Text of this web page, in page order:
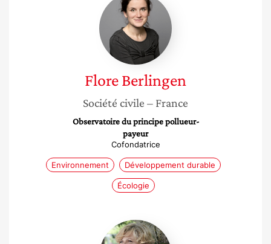
Berlingen
FloreBerlingen
Société civile – France
Observatoire du principe pollueur-
payeur
Cofondatrice
Environnement Développement durable
Écologie
Myriam
Joly